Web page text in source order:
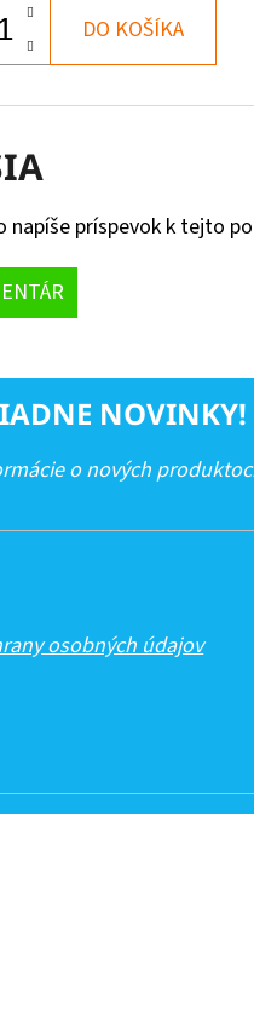
DO KOŠÍKA
napíše príspevok k tejto
NOVINKY!
o nových
osobných údajov